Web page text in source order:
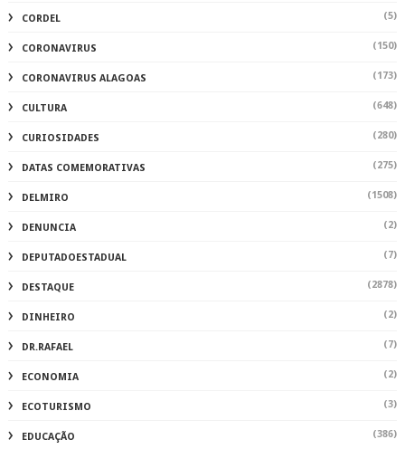
CORDEL (5)
CORONAVIRUS (150)
CORONAVIRUS ALAGOAS (173)
CULTURA (648)
CURIOSIDADES (280)
DATAS COMEMORATIVAS (275)
DELMIRO (1508)
DENUNCIA (2)
DEPUTADOESTADUAL (7)
DESTAQUE (2878)
DINHEIRO (2)
DR.RAFAEL (7)
ECONOMIA (2)
ECOTURISMO (3)
EDUCAÇÃO (386)